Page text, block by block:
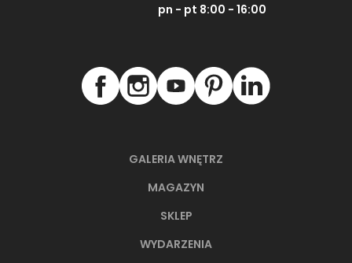
GALERIA WNĘTRZ
MAGAZYN
SKLEP
WYDARZENIA
pn - pt 8:00 - 16:00